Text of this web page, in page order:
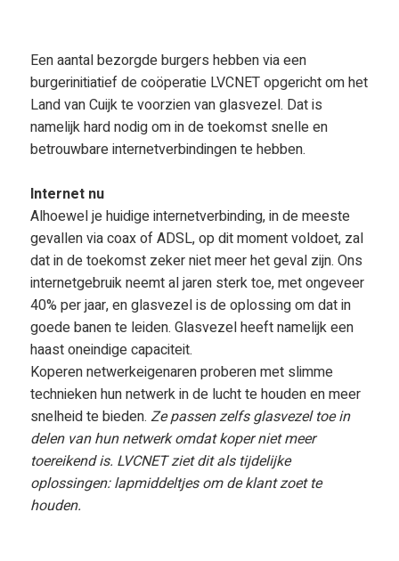
Een aantal bezorgde burgers hebben via een
burgerinitiatief de coöperatie LVCNET opgericht om het
Land van Cuijk te voorzien van glasvezel. Dat is
namelijk hard nodig om in de toekomst snelle en
betrouwbare internetverbindingen te hebben.
Internet nu
Alhoewel je huidige internetverbinding, in de meeste
gevallen via coax of ADSL, op dit moment voldoet, zal
dat in de toekomst zeker niet meer het geval zijn. Ons
internetgebruik neemt al jaren sterk toe, met ongeveer
40% per jaar, en glasvezel is de oplossing om dat in
goede banen te leiden. Glasvezel heeft namelijk een
haast oneindige capaciteit.
Koperen netwerkeigenaren proberen met slimme
technieken hun netwerk in de lucht te houden en meer
snelheid te bieden. Ze passen zelfs glasvezel toe in
delen van hun netwerk omdat koper niet meer
toereikend is. LVCNET ziet dit als tijdelijke
oplossingen: lapmiddeltjes om de klant zoet te
houden.